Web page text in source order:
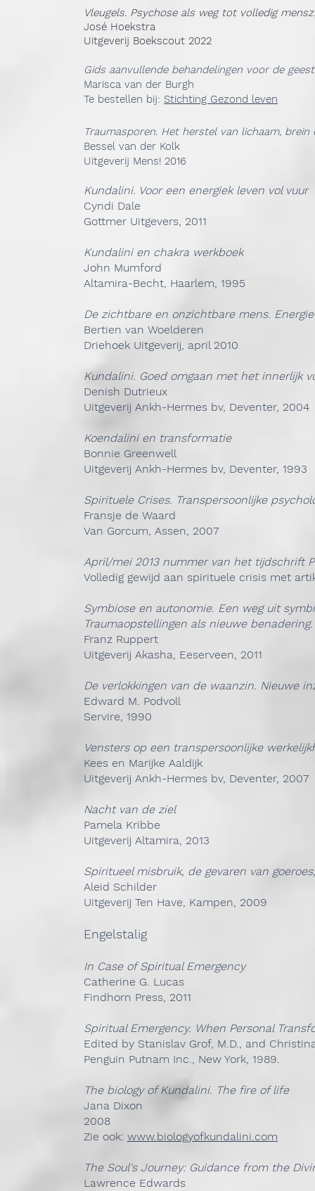
Vleugels. Psychose als weg tot volledig
José Hoekstra
Uitgeverij Boekscout 2022
Gids aanvullende behandelingen voor de
Marisca van der Burgh
Te bestellen bij: Stichting Gezond leven
Traumasporen. Het herstel van lichaam,
Bessel van der Kolk
Uitgeverij Mens! 2016
Kundalini. Voor een energiek leven vol vuur
Cyndi Dale
Gottmer Uitgevers, 2011
Kundalini en chakra werkboek
John Mumford
Altamira-Becht, Haarlem, 1995
De zichtbare en onzichtbare mens.
Bertien van Woelderen
Driehoek Uitgeverij, april 2010
Kundalini. Goed omgaan met het innerlijk
Denish Dutrieux
Uitgeverij Ankh-Hermes bv, Deventer, 2004
Koendalini en transformatie
Bonnie Greenwell
Uitgeverij Ankh-Hermes bv, Deventer, 1993
Spirituele Crises. Transpersoonlijke
Fransje de Waard
Van Gorcum, Assen, 2007
April/mei 2013 nummer van het tijdschrift
Volledig gewijd aan spirituele crisis met
Symbiose en autonomie. Een weg uit
Traumaopstellingen als nieuwe benadering.
Franz Ruppert
Uitgeverij Akasha, Eeserveen, 2011
De verlokkingen van de waanzin. Nieuwe
Edward M. Podvoll
Servire, 1990
Vensters op een transpersoonlijke
Kees en Marijke Aaldijk
Uitgeverij Ankh-Hermes bv, Deventer, 2007
Nacht van de ziel
Pamela Kribbe
Uitgeverij Altamira, 2013
Spiritueel misbruik, de gevaren van
Aleid Schilder
Uitgeverij Ten Have, Kampen, 2009
Engelstalig
In Case of Spiritual Emergency
Catherine G. Lucas
Findhorn Press, 2011
Spiritual Emergency. When Personal
Edited by Stanislav Grof, M.D., and
Penguin Putnam Inc., New York, 1989.
The biology of Kundalini. The fire of life
Jana Dixon
2008
Zie ook: www.biologyofkundalini.com
The Soul's Journey: Guidance from the
Lawrence Edwards